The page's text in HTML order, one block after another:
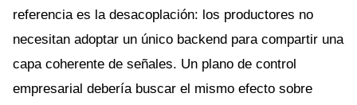
referencia es la desacoplación: los productores no
necesitan adoptar un único backend para compartir una
capa coherente de señales. Un plano de control
empresarial debería buscar el mismo efecto sobre